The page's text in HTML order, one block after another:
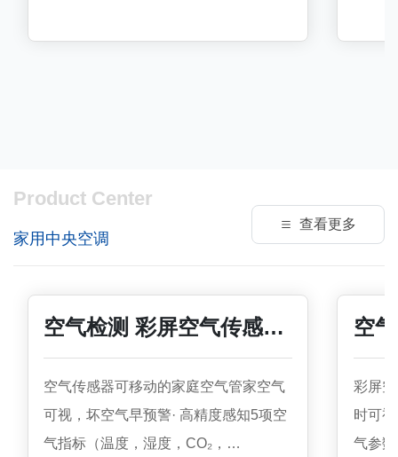
Product Center
家用中央空调
查看更多
空气检测 彩屏空气传感器
可视化
空气传感器可移动的家庭空气管家空气
可视，坏空气早预警· 高精度感知5项空
气指标（温度，湿度，CO₂，
空气
可靠
彩屏
时可
气参